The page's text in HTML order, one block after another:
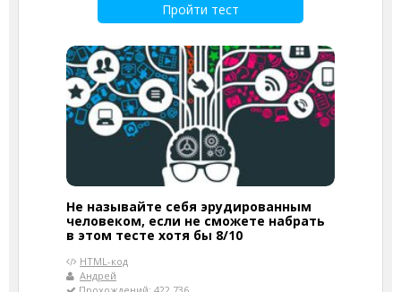
Пройти тест
Не называйте себя эрудированным
человеком, если не сможете набрать
в этом тесте хотя бы 8/10
HTML-код
Андрей